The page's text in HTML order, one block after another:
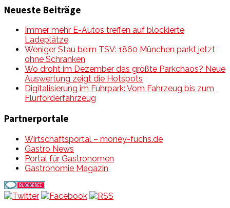
Neueste Beiträge
Immer mehr E-Autos treffen auf blockierte
Ladeplätze
Weniger Stau beim TSV: 1860 München parkt jetzt
ohne Schranken
Wo droht im Dezember das größte Parkchaos? Neue
Auswertung zeigt die Hotspots
Digitalisierung im Fuhrpark: Vom Fahrzeug bis zum
Flurförderfahrzeug
Partnerportale
Wirtschaftsportal – money-fuchs.de
Gastro News
Portal für Gastronomen
Gastronomie Magazin